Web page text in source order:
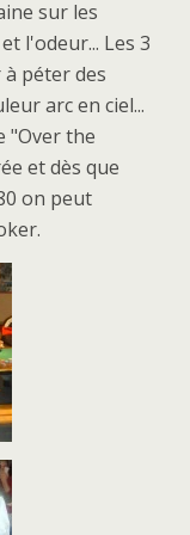
sur les
l'odeur... Les 3
péter des
arc en ciel...
"Over the
et dès que
on peut